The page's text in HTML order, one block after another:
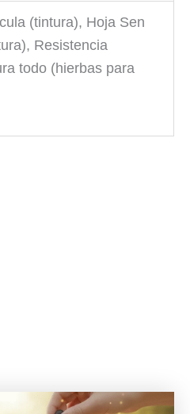
(tintura), Hoja Sen
Resistencia
todo (hierbas para